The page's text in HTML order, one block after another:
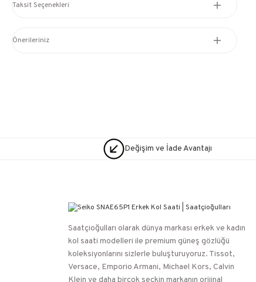
Taksit Seçenekleri
Önerileriniz
Değişim ve İade Avantajı
Saatçioğulları⁠ olarak dünya markası erkek ve kadın
kol saati modelleri ile premium güneş gözlüğü
koleksiyonlarını sizlerle buluşturuyoruz. Tissot,
Versace, Emporio Armani, Michael Kors, Calvin
Klein ve daha birçok seçkin markanın orijinal